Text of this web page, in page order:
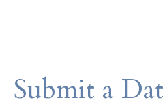
Submit a